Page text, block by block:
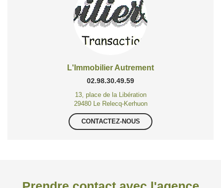
L'Immobilier Autrement
02.98.30.49.59
13, place de la Libération
29480 Le Relecq-Kerhuon
CONTACTEZ-NOUS